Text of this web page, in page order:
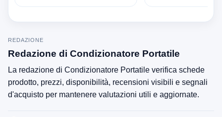
REDAZIONE
Redazione di Condizionatore Portatile
La redazione di Condizionatore Portatile verifica schede
prodotto, prezzi, disponibilità, recensioni visibili e segnali
d'acquisto per mantenere valutazioni utili e aggiornate.